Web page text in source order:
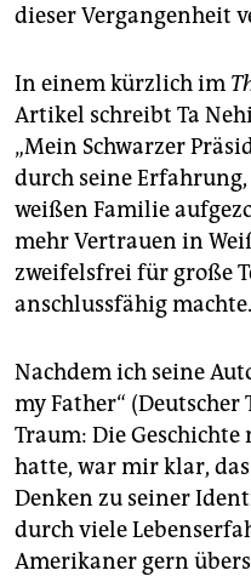
dieser Vergangenheit
In einem kürzlich im
Artikel schreibt Ta
„Mein Schwarzer
durch seine
weißen Familie
mehr Vertrauen in
zweifelsfrei für große
anschlussfähig machte.
Nachdem ich seine
my Father“ (Deutscher
Traum: Die
hatte, war mir klar,
Denken zu seiner
durch viele
Amerikaner gern